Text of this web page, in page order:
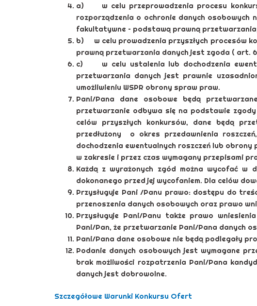
a) w celu przeprowadzenia procesu
rozporządzenia o ochronie danych osobowych
fakultatywne – podstawą prawną
b) w celu prowadzenia przyszłych procesów
prawną przetwarzania danych jest zgoda ( art.
c) w celu ustalenia lub dochodzenia
przetwarzania danych jest prawnie
umożliwieniu WSPR obrony spraw praw.
Pani/Pana dane osobowe będą
przetwarzanie odbywa się na podstawie
celów przyszłych konkursów, dane będą
przedłużony o okres przedawnienia
dochodzenia ewentualnych roszczeń lub obrony
w zakresie i przez czas wymagany przepisami
Każdą z wyrażonych zgód można wycofać w
dokonanego przed jej wycofaniem. Dla celów
Przysługuje Pani /Panu prawo: dostępu do
przenoszenia danych osobowych oraz prawo
Przysługuje Pani/Panu także prawo
Pani/Pan, że przetwarzanie Pani/Pana danych
Pani/Pana dane osobowe nie będą podlegały
Podanie danych osobowych jest wymagane
brak możliwości rozpatrzenia Pani/Pana
danych jest dobrowolne.
Szczegółowe Warunki Konkursu Ofert